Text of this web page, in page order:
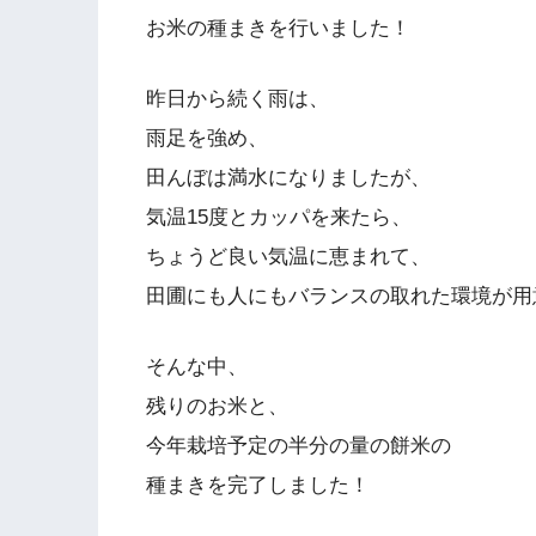
お米の種まきを行いました！
昨日から続く雨は、
雨足を強め、
田んぼは満水になりましたが、
気温15度とカッパを来たら、
ちょうど良い気温に恵まれて、
田圃にも人にもバランスの取れた環境が用
そんな中、
残りのお米と、
今年栽培予定の半分の量の餅米の
種まきを完了しました！